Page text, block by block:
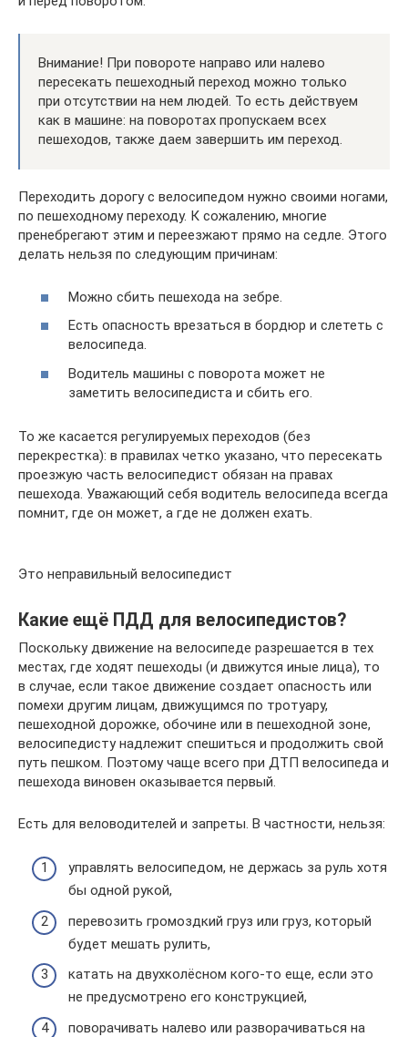
Внимание! При повороте направо или налево
пересекать пешеходный переход можно только
при отсутствии на нем людей. То есть действуем
как в машине: на поворотах пропускаем всех
пешеходов, также даем завершить им переход.
Переходить дорогу с велосипедом нужно своими ногами,
по пешеходному переходу. К сожалению, многие
пренебрегают этим и переезжают прямо на седле. Этого
делать нельзя по следующим причинам:
Можно сбить пешехода на зебре.
Есть опасность врезаться в бордюр и слететь с
велосипеда.
Водитель машины с поворота может не
заметить велосипедиста и сбить его.
То же касается регулируемых переходов (без
перекрестка): в правилах четко указано, что пересекать
проезжую часть велосипедист обязан на правах
пешехода. Уважающий себя водитель велосипеда всегда
помнит, где он может, а где не должен ехать.
Это неправильный велосипедист
Какие ещё ПДД для велосипедистов?
Поскольку движение на велосипеде разрешается в тех
местах, где ходят пешеходы (и движутся иные лица), то
в случае, если такое движение создает опасность или
помехи другим лицам, движущимся по тротуару,
пешеходной дорожке, обочине или в пешеходной зоне,
велосипедисту надлежит спешиться и продолжить свой
путь пешком. Поэтому чаще всего при ДТП велосипеда и
пешехода виновен оказывается первый.
Есть для веловодителей и запреты. В частности, нельзя:
управлять велосипедом, не держась за руль хотя
бы одной рукой,
перевозить громоздкий груз или груз, который
будет мешать рулить,
катать на двухколёсном кого-то еще, если это
не предусмотрено его конструкцией,
поворачивать налево или разворачиваться на